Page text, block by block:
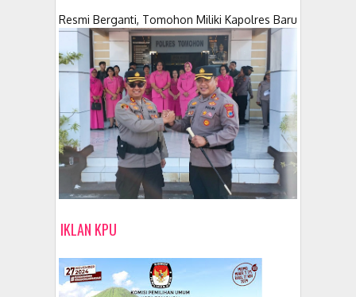
Resmi Berganti, Tomohon Miliki Kapolres Baru
IKLAN KPU